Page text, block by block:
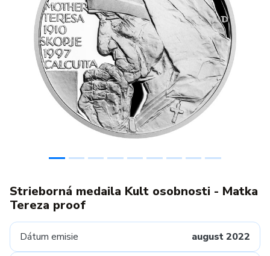
Previous
Strieborná medaila Kult osobnosti - Matka
Tereza proof
Dátum emisie august 2022